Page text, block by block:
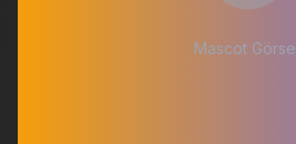
Mascot